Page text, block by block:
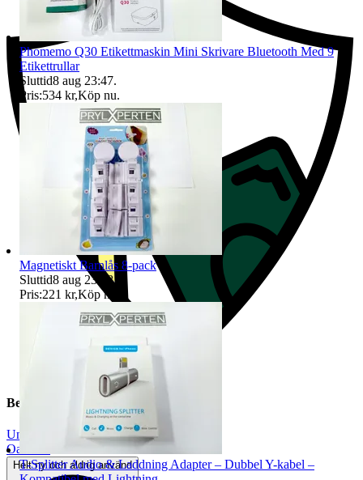
Beskrivning
Unisex
Oanvänt
Helt ny och aldrig använd
Phomemo Q30 Etikettmaskin Mini Skrivare Bluetooth Med 9
Etikettrullar
Sluttid8 aug 23:47.
Pris:534 kr,Köp nu.
Magnetiskt Barnlås 8-pack
Sluttid8 aug 23:48.
Pris:221 kr,Köp nu
T-Splitter Audio & Laddning Adapter – Dubbel Y-kabel –